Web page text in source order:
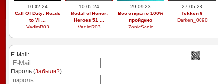
10.02.24
Call Of Duty: Roads
to Vi ...
VadimR03
10.02.24
Medal of Honor:
Heroes 51 ...
VadimR03
29.09.23
Всё открыто 100%
пройдено
ZonicSonic
27.05.23
Tekken 6
Darken_0090
E-Mail:
Пароль (Забыли?):